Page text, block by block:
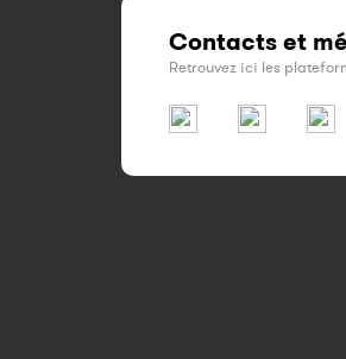
Contacts et
Retrouvez ici les